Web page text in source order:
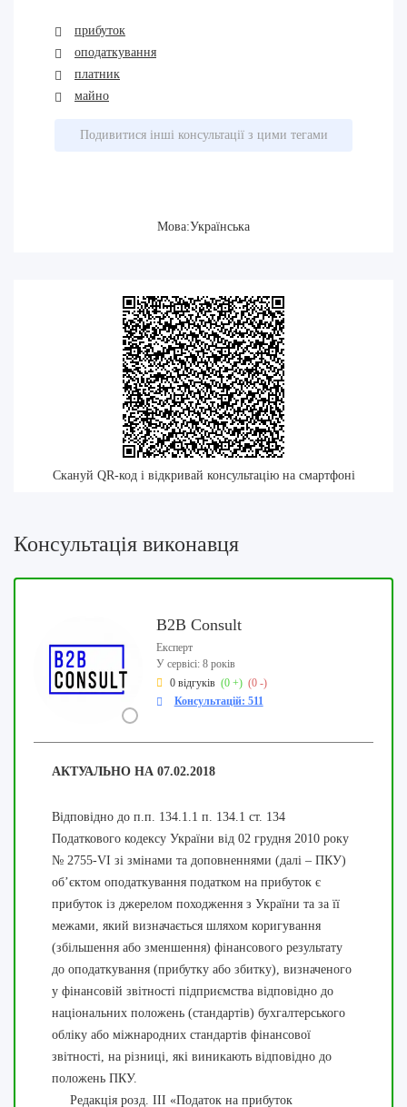
прибуток
оподаткування
платник
майно
Подивитися інші консультації з цими тегами
Мова:Українська
Скануй QR-код і відкривай консультацію на смартфоні
Консультація виконавця
B2B Consult
Експерт
У сервісі: 8 років
0 відгуків (0 +) (0 -)
Консультацій: 511
АКТУАЛЬНО НА 07.02.2018
Відповідно до п.п. 134.1.1 п. 134.1 ст. 134
Податкового кодексу України від 02 грудня 2010 року
№ 2755-VI зі змінами та доповненнями (далі – ПКУ)
об’єктом оподаткування податком на прибуток є
прибуток із джерелом походження з України та за її
межами, який визначається шляхом коригування
(збільшення або зменшення) фінансового результату
до оподаткування (прибутку або збитку), визначеного
у фінансовій звітності підприємства відповідно до
національних положень (стандартів) бухгалтерського
обліку або міжнародних стандартів фінансової
звітності, на різниці, які виникають відповідно до
положень ПКУ.
Редакція розд. III «Податок на прибуток